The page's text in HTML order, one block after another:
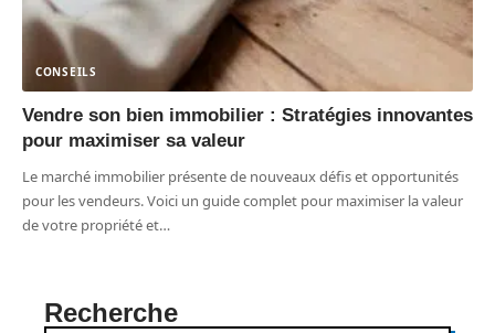
CONSEILS
Vendre son bien immobilier : Stratégies innovantes
pour maximiser sa valeur
Le marché immobilier présente de nouveaux défis et opportunités
pour les vendeurs. Voici un guide complet pour maximiser la valeur
de votre propriété et…
Recherche